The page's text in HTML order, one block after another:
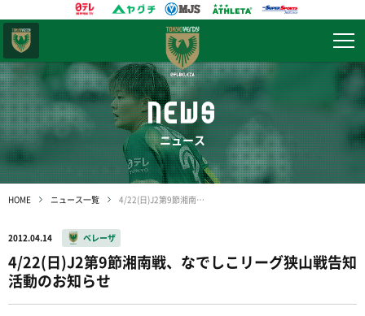
NEWS
ニュース
HOME ニュース一覧 4/22(日)J2第9節湘南戦、なでしこリーグ狭山戦告知活動のお知らせ
2012.04.14 ベレーザ
4/22(日)J2第9節湘南戦、なでしこリーグ狭山戦告知
活動のお知らせ